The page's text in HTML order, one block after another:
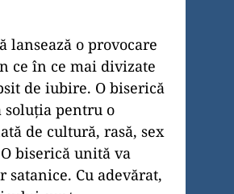
lansează o provocare
ce în ce mai divizate
de iubire. O biserică
pentru o
de cultură, rasă, sex
biserică unită va
satanice. Cu adevărat,